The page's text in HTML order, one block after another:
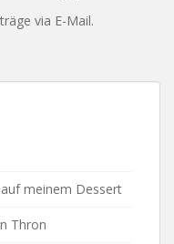
via E-Mail.
meinem Dessert
Thron